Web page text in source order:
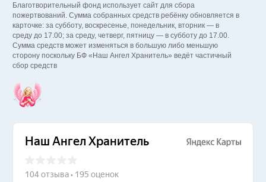
Благотворительный фонд использует сайт для сбора
пожертвований. Сумма собранных средств ребёнку обновляется в
карточке: за субботу, воскресенье, понедельник, вторник — в
среду до 17.00; за среду, четверг, пятницу — в субботу до 17.00.
Сумма средств может изменяться в большую либо меньшую
сторону поскольку БФ «Наш Ангел Хранитель» ведёт частичный
сбор средств